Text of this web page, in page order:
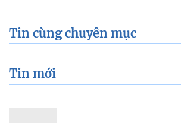
Tin cùng chuyên mục
Tin mới